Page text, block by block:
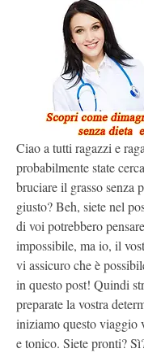
Ciao a tutti ragazzi e
probabilmente state
bruciare il grasso senza
giusto? Beh, siete nel
di voi potrebbero
impossibile, ma io, il
vi assicuro che è
in questo post! Quindi
preparate la vostra
iniziamo questo viaggio
e tonico. Siete pronti?